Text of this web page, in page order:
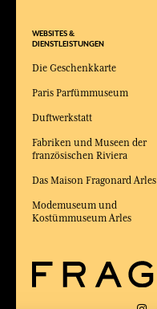
WEBSITES &
DIENSTLEISTUNGEN
Die Geschenkkarte
Paris Parfümmuseum
Duftwerkstatt
Fabriken und Museen der
französischen Riviera
Das Maison Fragonard Arles
Modemuseum und
Kostümmuseum Arles